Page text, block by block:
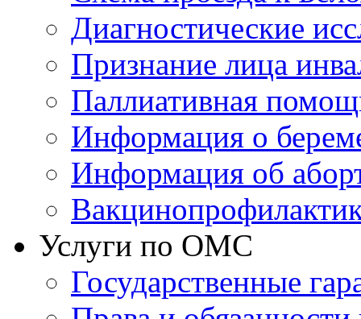
Диагностические
Признание лица
Паллиативная
Информация о
Информация об
Услуги по ОМС
Государственные